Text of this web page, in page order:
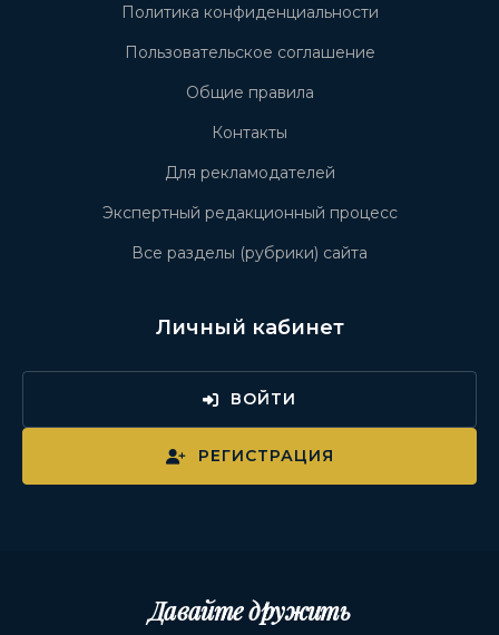
Политика конфиденциальности
Пользовательское соглашение
Общие правила
Контакты
Для рекламодателей
Экспертный редакционный процесс
Все разделы (рубрики) сайта
Личный кабинет
ВОЙТИ
РЕГИСТРАЦИЯ
Давайте дружить